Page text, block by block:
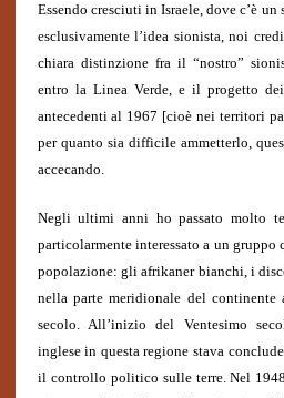
Essendo cresciuti in Israele, dove c’è
esclusivamente l’idea sionista, noi
chiara distinzione fra il “nostro”
entro la Linea Verde, e il progetto
antecedenti al 1967 [cioè nei territori
per quanto sia difficile ammetterlo,
accecando.
Negli ultimi anni ho passato molto
particolarmente interessato a un gruppo
popolazione: gli afrikaner bianchi, i
nella parte meridionale del
secolo. All’inizio del Ventesimo
inglese in questa regione stava
il controllo politico sulle terre. Nel